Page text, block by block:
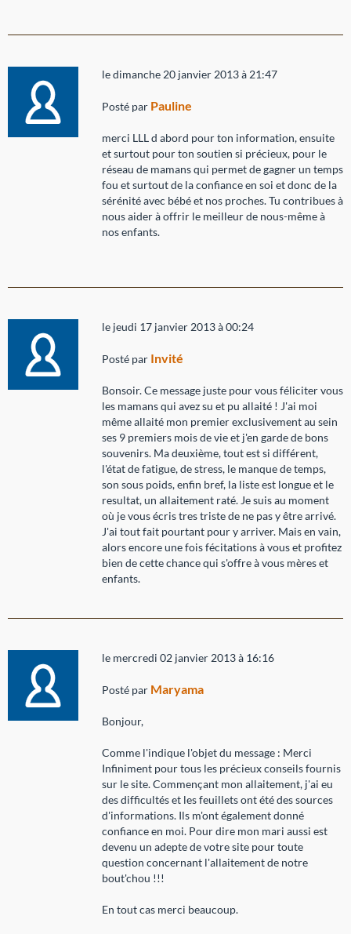
le dimanche 20 janvier 2013 à 21:47
Posté par Pauline
merci LLL d abord pour ton information, ensuite
et surtout pour ton soutien si précieux, pour le
réseau de mamans qui permet de gagner un temps
fou et surtout de la confiance en soi et donc de la
sérénité avec bébé et nos proches. Tu contribues à
nous aider à offrir le meilleur de nous-même à
nos enfants.
le jeudi 17 janvier 2013 à 00:24
Posté par Invité
Bonsoir. Ce message juste pour vous féliciter vous
les mamans qui avez su et pu allaité ! J'ai moi
même allaité mon premier exclusivement au sein
ses 9 premiers mois de vie et j'en garde de bons
souvenirs. Ma deuxième, tout est si différent,
l'état de fatigue, de stress, le manque de temps,
son sous poids, enfin bref, la liste est longue et le
resultat, un allaitement raté. Je suis au moment
où je vous écris tres triste de ne pas y être arrivé.
J'ai tout fait pourtant pour y arriver. Mais en vain,
alors encore une fois fécitations à vous et profitez
bien de cette chance qui s'offre à vous mères et
enfants.
le mercredi 02 janvier 2013 à 16:16
Posté par Maryama
Bonjour,
Comme l'indique l'objet du message : Merci
Infiniment pour tous les précieux conseils fournis
sur le site. Commençant mon allaitement, j'ai eu
des difficultés et les feuillets ont été des sources
d'informations. Ils m'ont également donné
confiance en moi. Pour dire mon mari aussi est
devenu un adepte de votre site pour toute
question concernant l'allaitement de notre
bout'chou !!!
En tout cas merci beaucoup.